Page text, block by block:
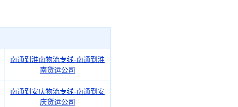
南通到淮南物流专线-南通到淮
南货运公司
南通到安庆物流专线-南通到安
庆货运公司